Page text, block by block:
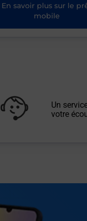
En savoir plus sur le
mobile
Un
votre